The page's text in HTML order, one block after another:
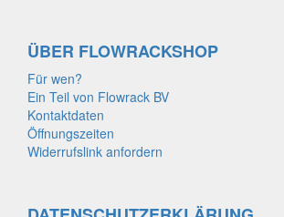
ÜBER FLOWRACKSHOP
Für wen?
Ein Teil von Flowrack BV
Kontaktdaten
Öffnungszeiten
Widerrufslink anfordern